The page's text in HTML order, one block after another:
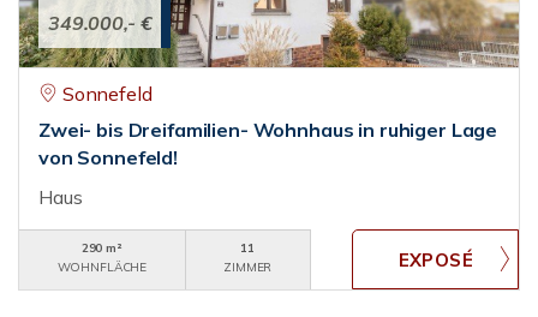
349.000,- €
Sonnefeld
Zwei- bis Dreifamilien- Wohnhaus in ruhiger Lage
von Sonnefeld!
Haus
290 m²
WOHNFLÄCHE
11
ZIMMER